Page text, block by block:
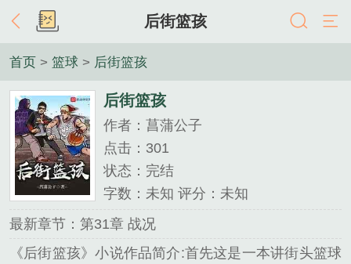
后街篮孩
首页 > 篮球 > 后街篮孩
后街篮孩
作者：菖蒲公子
点击：301
状态：完结
字数：未知 评分：未知
最新章节：第31章 战况
《后街篮孩》小说作品简介:首先这是一本讲街头篮球